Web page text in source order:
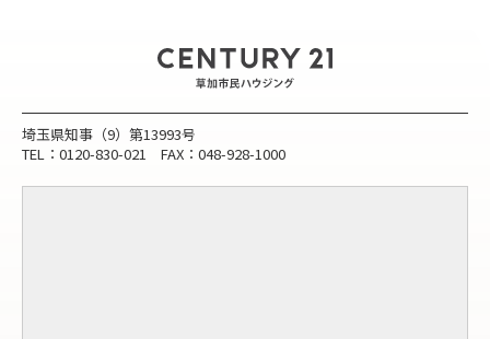
埼玉県知事（9）第13993号
TEL：0120-830-021 FAX：048-928-1000